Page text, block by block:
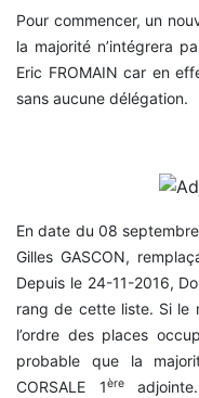
Pour commencer, un
la majorité n’intégrera
Eric FROMAIN car en
sans aucune délégation.
En date du 08
Gilles GASCON,
Depuis le 24-11-2016,
rang de cette liste. Si le
l’ordre des places
probable que la
CORSALE 1ère